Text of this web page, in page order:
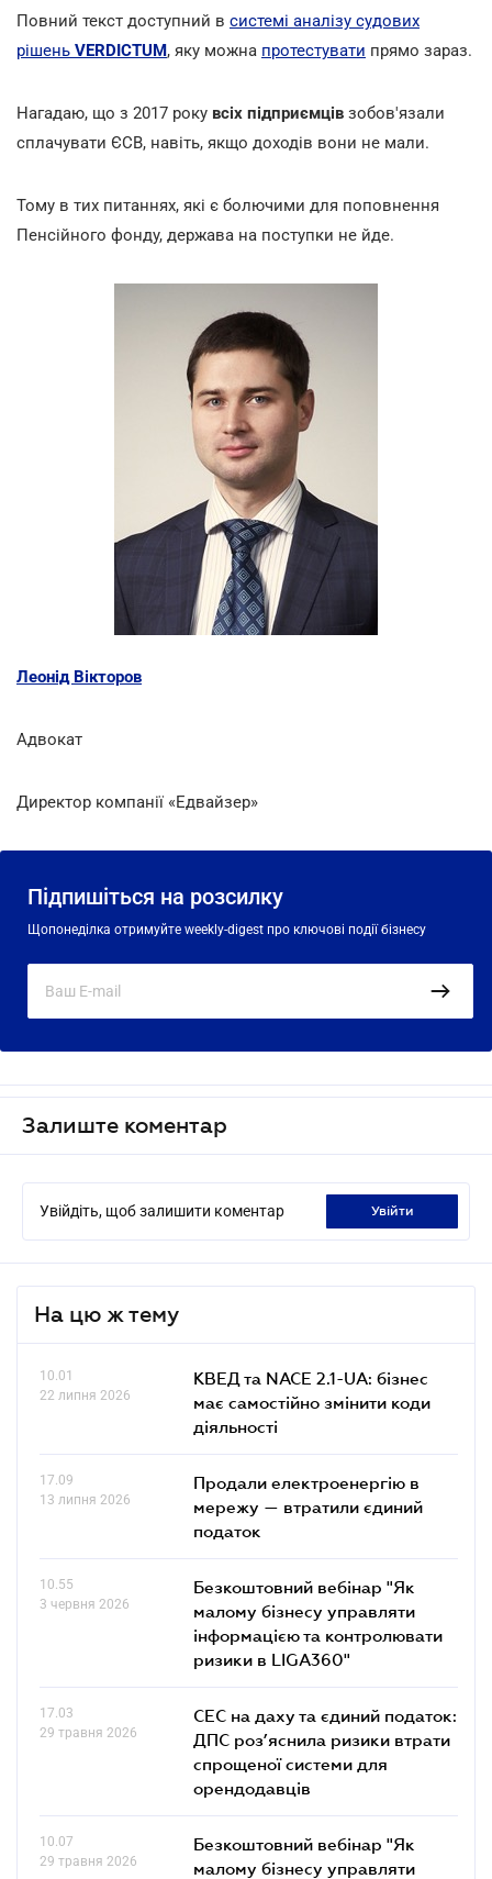
Повний текст доступний в системі аналізу судових
рішень VERDICTUM, яку можна протестувати прямо зараз.
Нагадаю, що з 2017 року всіх підприємців зобов'язали
сплачувати ЄСВ, навіть, якщо доходів вони не мали.
Тому в тих питаннях, які є болючими для поповнення
Пенсійного фонду, держава на поступки не йде.
Леонід Вікторов
Адвокат
Директор компанії «Едвайзер»
Підпишіться на розсилку
Щопонеділка отримуйте weekly-digest про ключові події бізнесу
Залиште коментар
Увійдіть, щоб залишити коментар увійти
На цю ж тему
10.01
22 липня 2026
КВЕД та NACE 2.1-UA: бізнес
має самостійно змінити коди
діяльності
17.09
13 липня 2026
Продали електроенергію в
мережу — втратили єдиний
податок
10.55
3 червня 2026
Безкоштовний вебінар "Як
малому бізнесу управляти
інформацією та контролювати
ризики в LIGA360"
17.03
29 травня 2026
СЕС на даху та єдиний податок:
ДПС роз’яснила ризики втрати
спрощеної системи для
орендодавців
10.07
29 травня 2026
Безкоштовний вебінар "Як
малому бізнесу управляти